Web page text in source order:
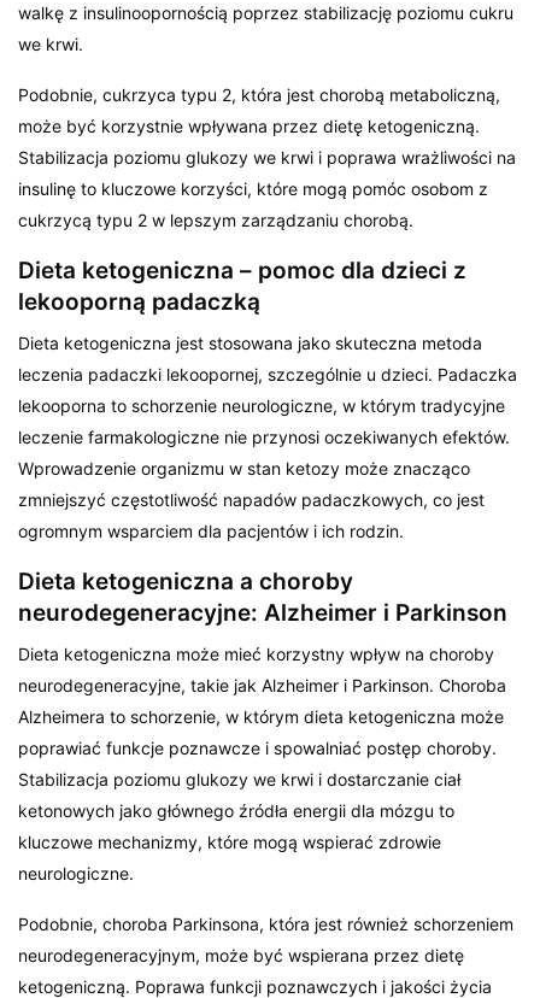
walkę z insulinoopornością poprzez stabilizację poziomu cukru
we krwi.
Podobnie, cukrzyca typu 2, która jest chorobą metaboliczną,
może być korzystnie wpływana przez dietę ketogeniczną.
Stabilizacja poziomu glukozy we krwi i poprawa wrażliwości na
insulinę to kluczowe korzyści, które mogą pomóc osobom z
cukrzycą typu 2 w lepszym zarządzaniu chorobą.
Dieta ketogeniczna – pomoc dla dzieci z
lekooporną padaczką
Dieta ketogeniczna jest stosowana jako skuteczna metoda
leczenia padaczki lekoopornej, szczególnie u dzieci. Padaczka
lekooporna to schorzenie neurologiczne, w którym tradycyjne
leczenie farmakologiczne nie przynosi oczekiwanych efektów.
Wprowadzenie organizmu w stan ketozy może znacząco
zmniejszyć częstotliwość napadów padaczkowych, co jest
ogromnym wsparciem dla pacjentów i ich rodzin.
Dieta ketogeniczna a choroby
neurodegeneracyjne: Alzheimer i Parkinson
Dieta ketogeniczna może mieć korzystny wpływ na choroby
neurodegeneracyjne, takie jak Alzheimer i Parkinson. Choroba
Alzheimera to schorzenie, w którym dieta ketogeniczna może
poprawiać funkcje poznawcze i spowalniać postęp choroby.
Stabilizacja poziomu glukozy we krwi i dostarczanie ciał
ketonowych jako głównego źródła energii dla mózgu to
kluczowe mechanizmy, które mogą wspierać zdrowie
neurologiczne.
Podobnie, choroba Parkinsona, która jest również schorzeniem
neurodegeneracyjnym, może być wspierana przez dietę
ketogeniczną. Poprawa funkcji poznawczych i jakości życia